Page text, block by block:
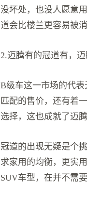
没坏处，也没人愿意
道会比楼兰更容易被
2.迈腾有的冠道有，
B级车这一市场的代
匹配的售价，还有着
选择，这也成就了迈
冠道的出现无疑是个
求家用的均衡，更实
SUV车型，在并不需